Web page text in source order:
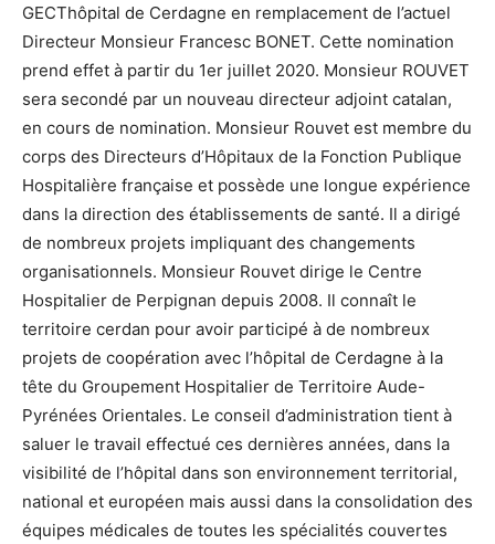
GECThôpital de Cerdagne en remplacement de l’actuel
Directeur Monsieur Francesc BONET. Cette nomination
prend effet à partir du 1er juillet 2020. Monsieur ROUVET
sera secondé par un nouveau directeur adjoint catalan,
en cours de nomination. Monsieur Rouvet est membre du
corps des Directeurs d’Hôpitaux de la Fonction Publique
Hospitalière française et possède une longue expérience
dans la direction des établissements de santé. Il a dirigé
de nombreux projets impliquant des changements
organisationnels. Monsieur Rouvet dirige le Centre
Hospitalier de Perpignan depuis 2008. Il connaît le
territoire cerdan pour avoir participé à de nombreux
projets de coopération avec l’hôpital de Cerdagne à la
tête du Groupement Hospitalier de Territoire Aude-
Pyrénées Orientales. Le conseil d’administration tient à
saluer le travail effectué ces dernières années, dans la
visibilité de l’hôpital dans son environnement territorial,
national et européen mais aussi dans la consolidation des
équipes médicales de toutes les spécialités couvertes